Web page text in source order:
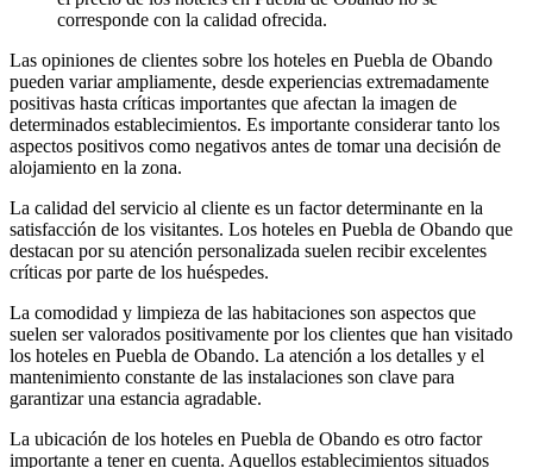
corresponde con la calidad ofrecida.
Las opiniones de clientes sobre los hoteles en Puebla de Obando
pueden variar ampliamente, desde experiencias extremadamente
positivas hasta críticas importantes que afectan la imagen de
determinados establecimientos. Es importante considerar tanto los
aspectos positivos como negativos antes de tomar una decisión de
alojamiento en la zona.
La calidad del servicio al cliente es un factor determinante en la
satisfacción de los visitantes. Los hoteles en Puebla de Obando que
destacan por su atención personalizada suelen recibir excelentes
críticas por parte de los huéspedes.
La comodidad y limpieza de las habitaciones son aspectos que
suelen ser valorados positivamente por los clientes que han visitado
los hoteles en Puebla de Obando. La atención a los detalles y el
mantenimiento constante de las instalaciones son clave para
garantizar una estancia agradable.
La ubicación de los hoteles en Puebla de Obando es otro factor
importante a tener en cuenta. Aquellos establecimientos situados